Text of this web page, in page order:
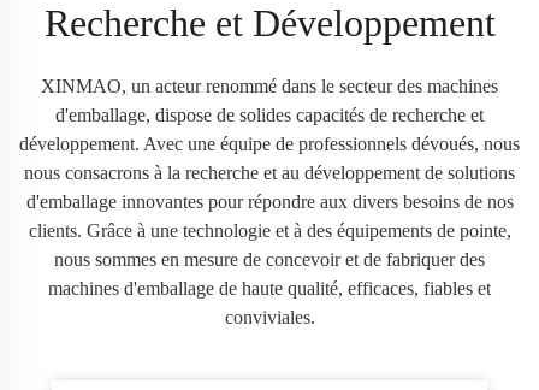
Recherche et Développement
XINMAO, un acteur renommé dans le secteur des machines
d'emballage, dispose de solides capacités de recherche et
développement. Avec une équipe de professionnels dévoués, nous
nous consacrons à la recherche et au développement de solutions
d'emballage innovantes pour répondre aux divers besoins de nos
clients. Grâce à une technologie et à des équipements de pointe,
nous sommes en mesure de concevoir et de fabriquer des
machines d'emballage de haute qualité, efficaces, fiables et
conviviales.